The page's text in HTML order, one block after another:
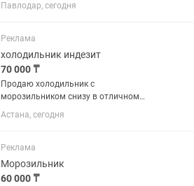
Павлодар, сегодня
Реклама
холодильник индезит
70 000 ₸
Продаю холодильник с
морозильником снизу в отличном
состоянии
Астана, сегодня
Реклама
Морозильник
60 000 ₸